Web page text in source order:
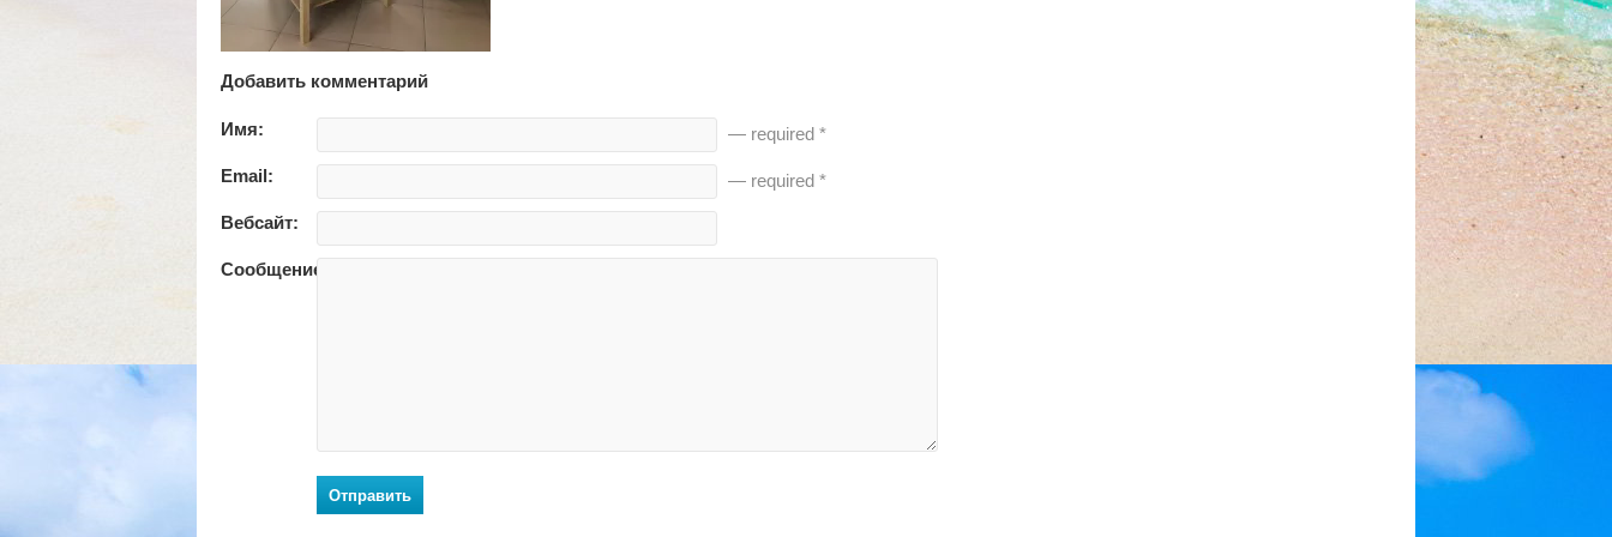
Добавить комментарий
Имя: — required *
Email: — required *
Вебсайт:
Сообщение:
Отправить